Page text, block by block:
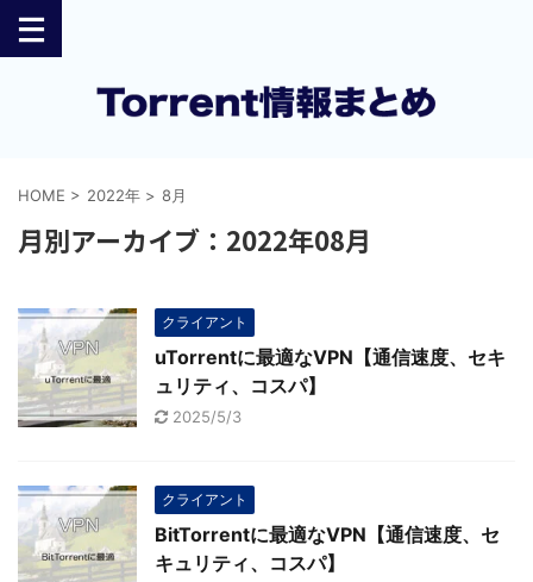
HOME > 2022年 > 8月
月別アーカイブ：2022年08月
クライアント
uTorrentに最適なVPN【通信速度、セキ
ュリティ、コスパ】
2025/5/3
クライアント
BitTorrentに最適なVPN【通信速度、セ
キュリティ、コスパ】